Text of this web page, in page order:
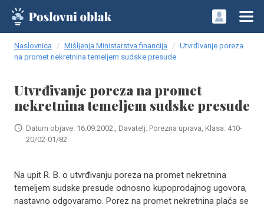
Naslovnica Mišljenja Ministarstva financija
Utvrđivanje poreza
na promet nekretnina temeljem sudske presude
Utvrđivanje poreza na promet
nekretnina temeljem sudske presude
Datum objave: 16.09.2002., Davatelj: Porezna uprava, Klasa: 410-
20/02-01/82
Na upit R. B. o utvrđivanju poreza na promet nekretnina
temeljem sudske presude odnosno kupoprodajnog ugovora,
nastavno odgovaramo. Porez na promet nekretnina plaća se